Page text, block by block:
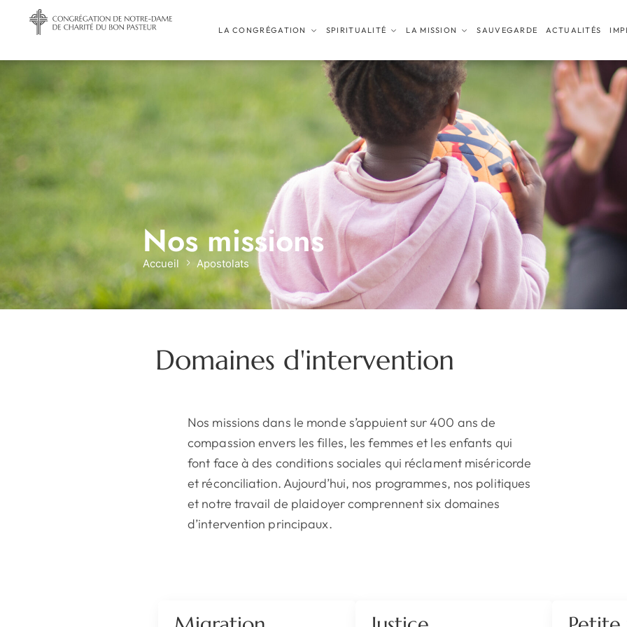
LA CONGRÉGATION SPIRITUALITÉ LA MISSION SAUVEGARDE ACTUALITÉS
Nos missions
Accueil Apostolats
Domaines d'intervention
Nos missions dans le monde s’appuient sur 400 ans de
compassion envers les filles, les femmes et les enfants qui
font face à des conditions sociales qui réclament miséricorde
et réconciliation. Aujourd’hui, nos programmes, nos politiques
et notre travail de plaidoyer comprennent six domaines
d’intervention principaux.